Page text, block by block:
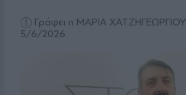
Γράφει η ΜΑΡΙΑ ΧΑΤΖΗΓΕΩΡΓΙΟΥ
5/6/2026